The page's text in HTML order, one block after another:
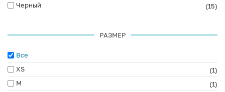
Черный
(15)
РАЗМЕР
Все
XS
(1)
M
(1)